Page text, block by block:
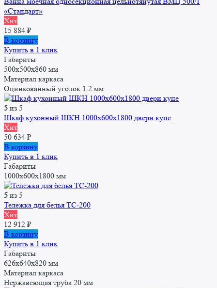
«Стандарт»
Хит
15 884 ₽
В корзину
Купить в 1 клик
Габариты
500x500x860 мм
Материал каркаса
Оцинкованный уголок 1.2 мм
5 из 5
Шкаф кухонный ШКН 1000x600x1800 двери купе
Хит
50 634 ₽
В корзину
Купить в 1 клик
Габариты
1000x600x1800 мм
5 из 5
Тележка для белья ТС-200
Хит
12 912 ₽
В корзину
Купить в 1 клик
Габариты
626х640х820 мм
Материал каркаса
Нержавеющая труба 20 мм